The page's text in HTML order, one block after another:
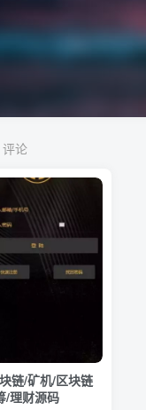
评论
链/矿机/区块链
/理财源码